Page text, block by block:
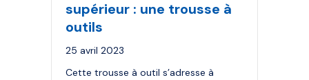
supérieur : une trousse à
outils
25 avril 2023
Cette trousse à outil s’adresse à